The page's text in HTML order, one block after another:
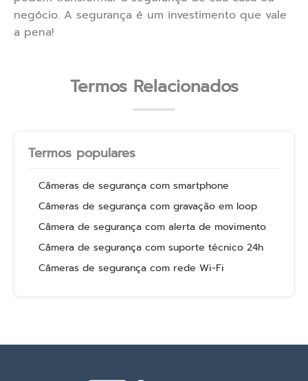
negócio. A segurança é um investimento que vale
a pena!
Termos Relacionados
Termos populares
Câmeras de segurança com smartphone
Câmeras de segurança com gravação em loop
Câmera de segurança com alerta de movimento
Câmera de segurança com suporte técnico 24h
Câmeras de segurança com rede Wi-Fi